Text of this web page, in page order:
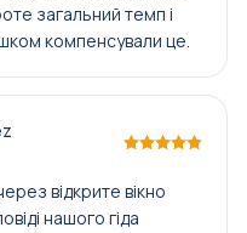
загальний темп і
компенсували це.
відкрите вікно
нашого гіда